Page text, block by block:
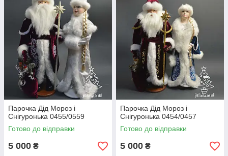
Парочка Дід Мороз і
Снігуронька 0455/0559
Готово до відправки
5 000 ₴
Парочка Дід Мороз і
Снігуронька 0454/0457
Готово до відправки
5 000 ₴